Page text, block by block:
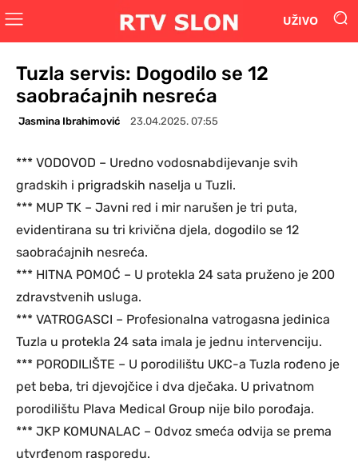
UŽIVO
Tuzla servis: Dogodilo se 12
saobraćajnih nesreća
Jasmina Ibrahimović 23.04.2025. 07:55
*** VODOVOD – Uredno vodosnabdijevanje svih
gradskih i prigradskih naselja u Tuzli.
*** MUP TK – Javni red i mir narušen je tri puta,
evidentirana su tri krivična djela, dogodilo se 12
saobraćajnih nesreća.
*** HITNA POMOĆ – U protekla 24 sata pruženo je 200
zdravstvenih usluga.
*** VATROGASCI – Profesionalna vatrogasna jedinica
Tuzla u protekla 24 sata imala je jednu intervenciju.
*** PORODILIŠTE – U porodilištu UKC-a Tuzla rođeno je
pet beba, tri djevojčice i dva dječaka. U privatnom
porodilištu Plava Medical Group nije bilo porođaja.
*** JKP KOMUNALAC – Odvoz smeća odvija se prema
utvrđenom rasporedu.